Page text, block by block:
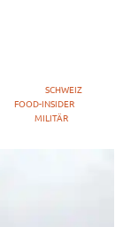
SCHWEIZ
FOOD-INSIDER
MILITÄR